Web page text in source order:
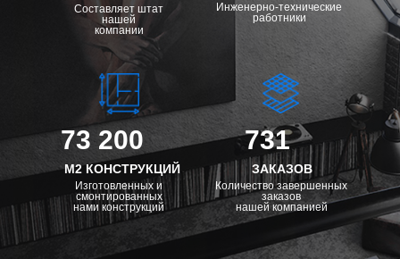
Составляет штат
нашей
компании
73 200
М2 КОНСТРУКЦИЙ
Изготовленных и
смонтированных
нами конструкций
731
ЗАКАЗОВ
Количество завершенных
заказов
нашей компанией
Инженерно-технические
работники